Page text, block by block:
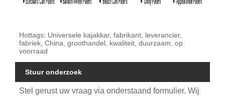
Hottags: Universele kajakkar, fabrikant, leverancier,
fabriek, China, groothandel, kwaliteit, duurzaam, op
voorraad
Stuur onderzoek
Stel gerust uw vraag via onderstaand formulier. Wij